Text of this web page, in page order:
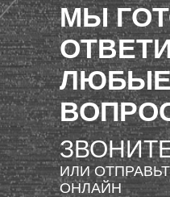
МЫ
ИЛИ
ОНЛАЙН